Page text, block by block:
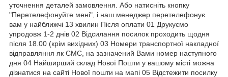
уточнення деталей замовлення. Або натисніть кнопку
"Перетелефонуйте мені", і наш менеджер перетелефонує
вам у найближчі 13 хвилин Після оплати 01 Друкуємо
упродовж 1-2 днів 02 Відсилання посилок проходить щодня
після 18.00 (крім вихідних) 03 Номери транспортної накладної
відправляння як СМС, на зазначений Вами номер наступного
дня 04 Найширший склад Нової Пошти у вашому місті можна
дізнатися на сайті Нової пошти на мапі 05 Відстежити посилку